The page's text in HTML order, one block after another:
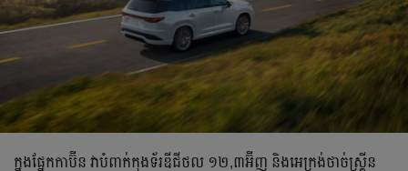
ក្នុងផ្នែកកាប៊ីន វាបំពាក់​កុងទ័រឌីជីថល ១២,៣អ៊ីញ និង​អេក្រង់ថាច់ស្រ្គីន